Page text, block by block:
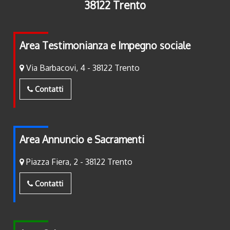
38122 Trento
Area Testimonianza e Impegno sociale
Via Barbacovi, 4 - 38122 Trento
Contatti
Area Annuncio e Sacramenti
Piazza Fiera, 2 - 38122 Trento
Contatti